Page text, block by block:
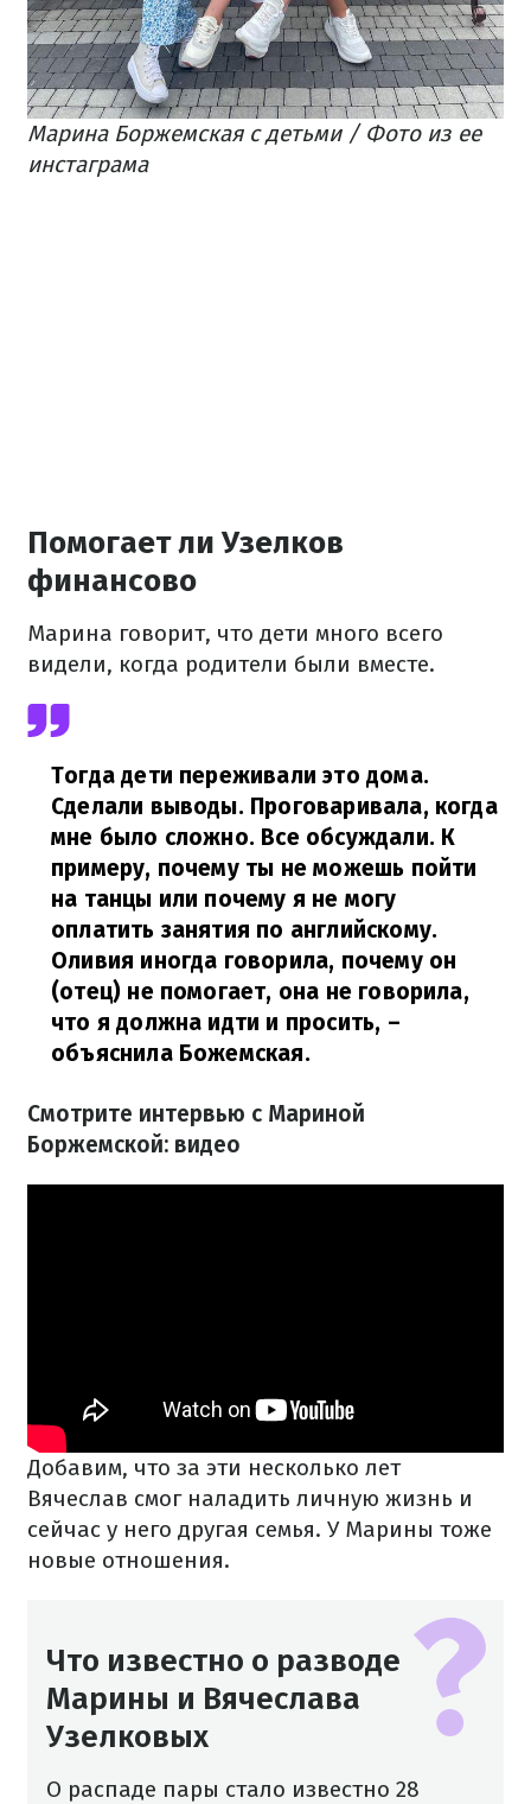
Марина Боржемская с детьми / Фото из ее
инстаграма
Помогает ли Узелков
финансово
Марина говорит, что дети много всего
видели, когда родители были вместе.
Тогда дети переживали это дома.
Сделали выводы. Проговаривала, когда
мне было сложно. Все обсуждали. К
примеру, почему ты не можешь пойти
на танцы или почему я не могу
оплатить занятия по английскому.
Оливия иногда говорила, почему он
(отец) не помогает, она не говорила,
что я должна идти и просить, –
объяснила Божемская.
Смотрите интервью с Мариной
Боржемской: видео
Добавим, что за эти несколько лет
Вячеслав смог наладить личную жизнь и
сейчас у него другая семья. У Марины тоже
новые отношения.
Что известно о разводе
Марины и Вячеслава
Узелковых
О распаде пары стало известно 28